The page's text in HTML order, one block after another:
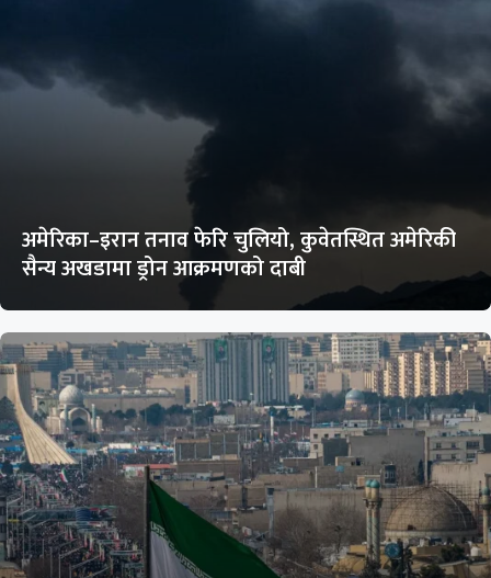
अमेरिका–इरान तनाव फेरि चुलियो, कुवेतस्थित अमेरिकी
सैन्य अखडामा ड्रोन आक्रमणको दाबी